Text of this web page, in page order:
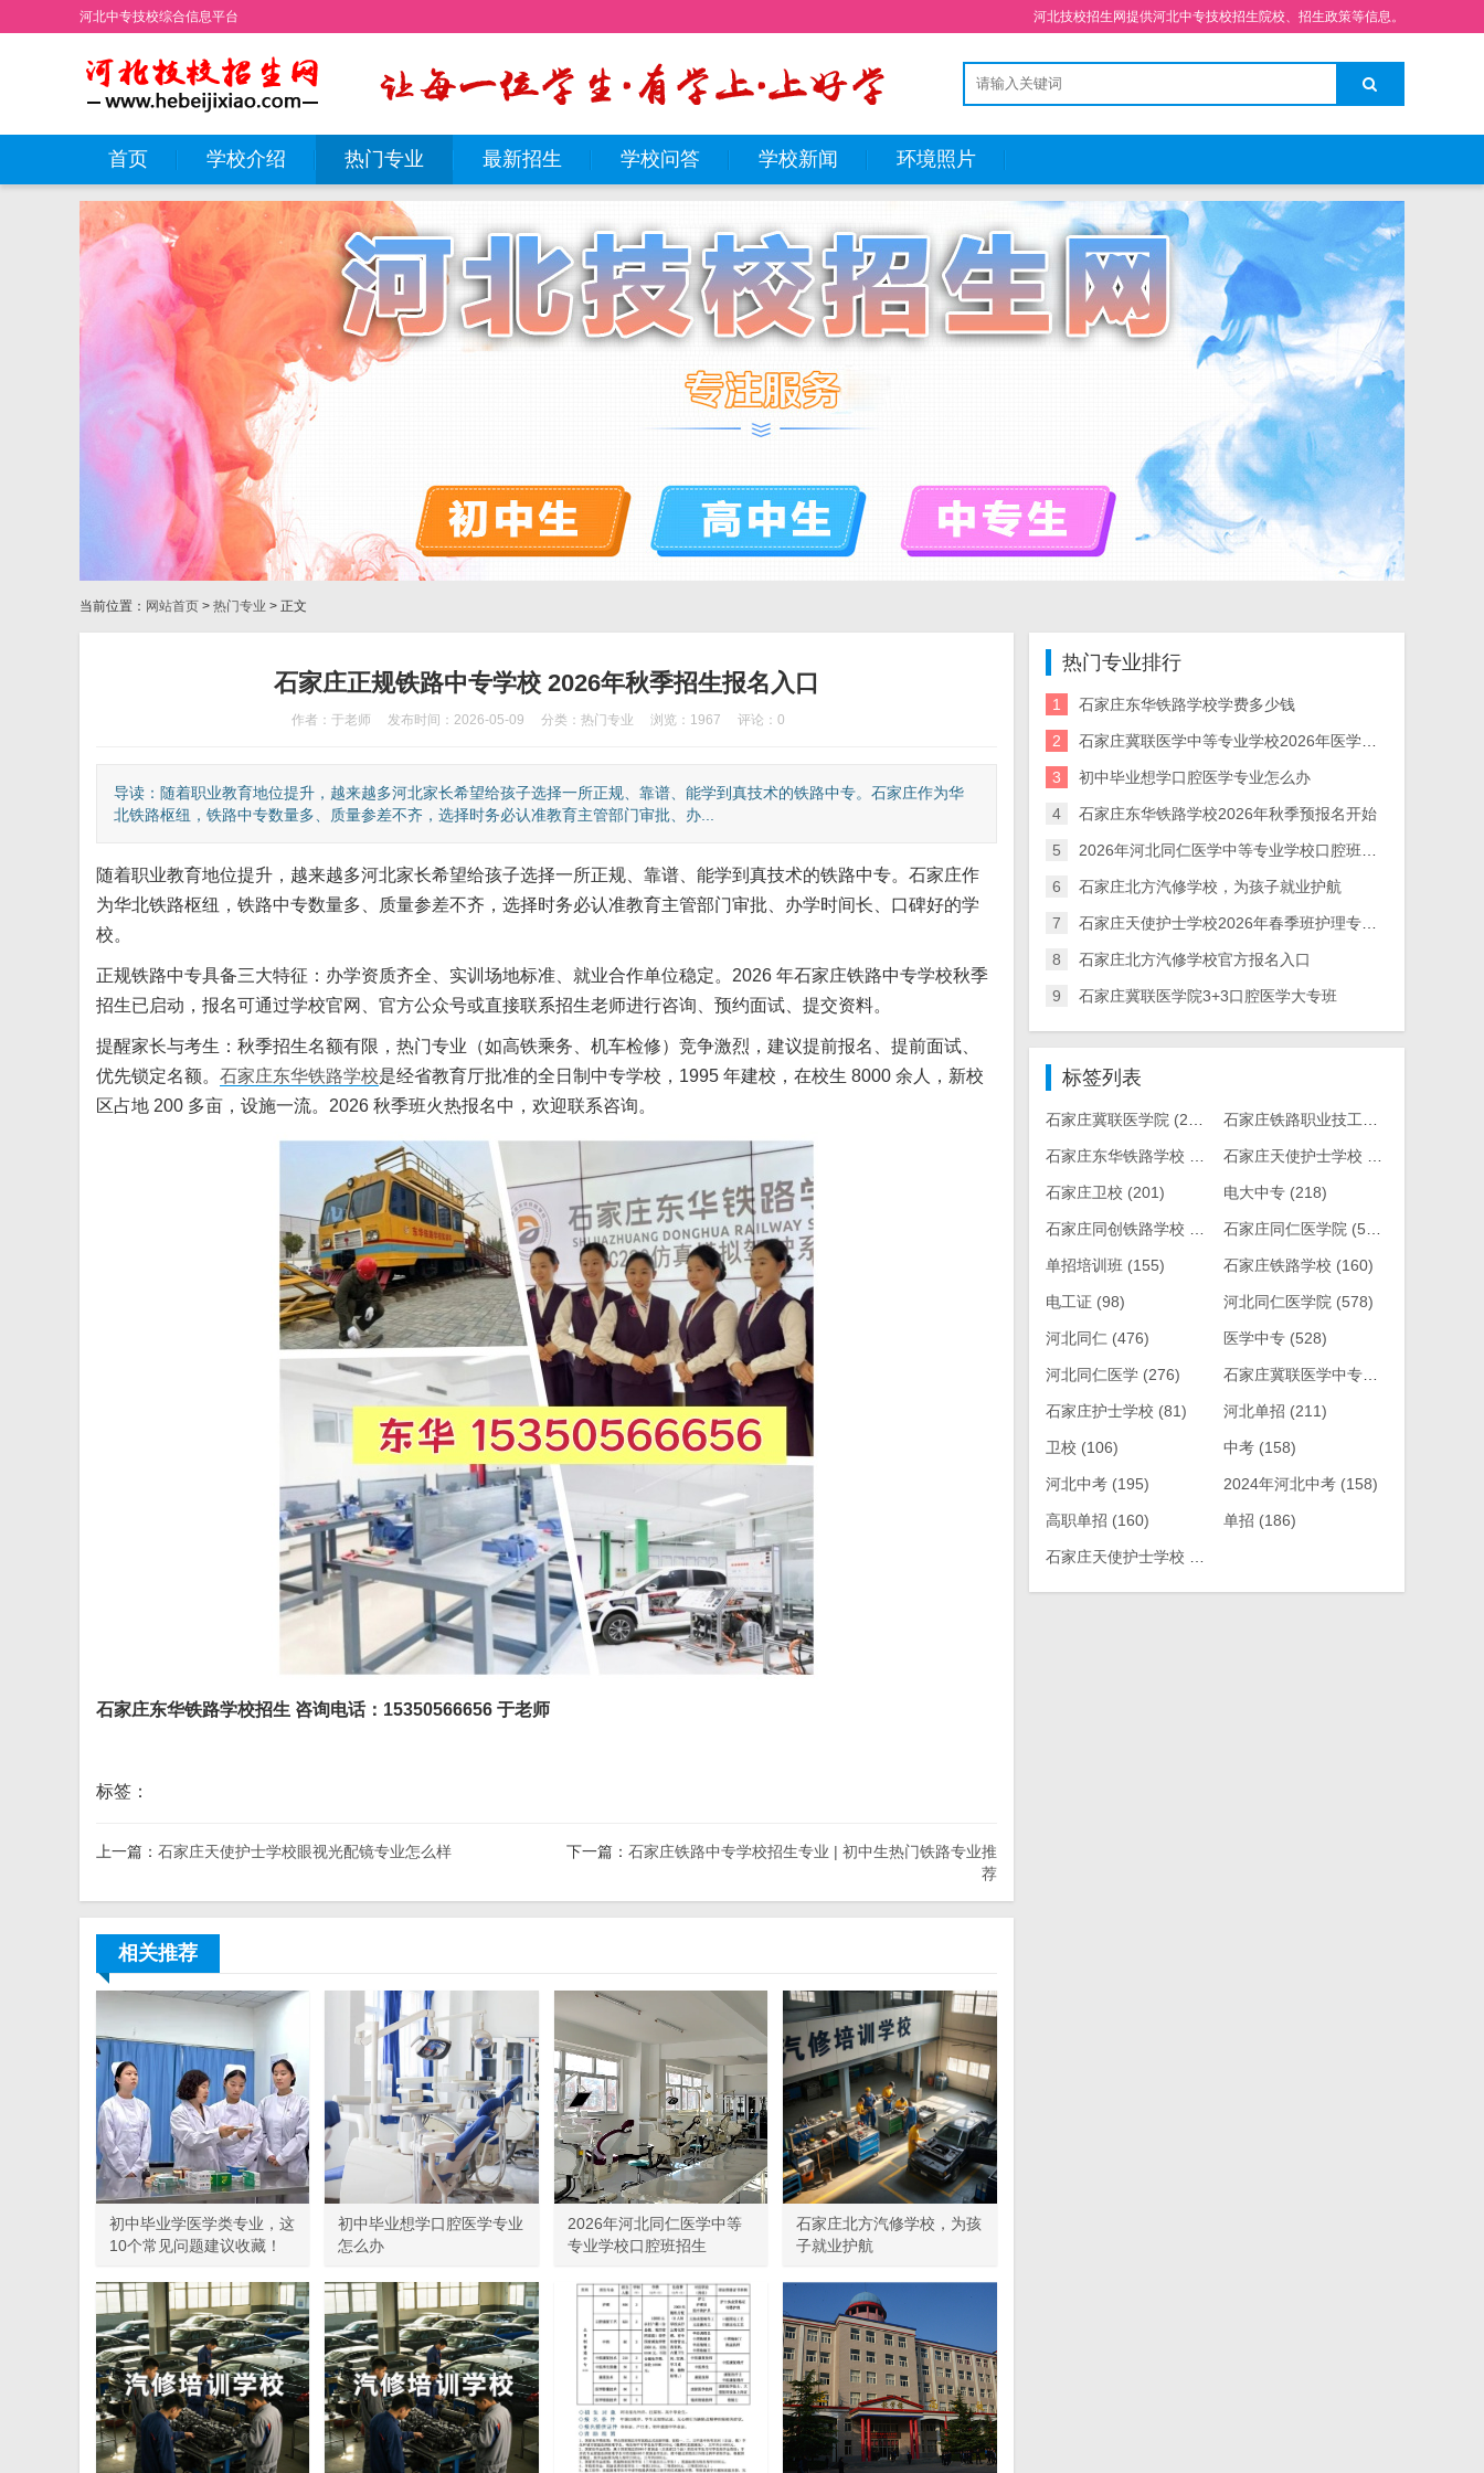
河北技校招生网提供河北中专技校招生院校、招生政策等信息。
河北中专技校综合信息平台
首页 学校介绍 热门专业 最新招生 学校问答 学校新闻 环境照片
当前位置： 网站首页 > 热门专业 > 正文
石家庄正规铁路中专学校 2026年秋季招生报名入口
作者：于老师 发布时间：2026-05-09 分类： 热门专业 浏览：1967 评论：0
导读：随着职业教育地位提升，越来越多河北家长希望给孩子选择一所正规、靠谱、能学到真技术的铁路中专。石家庄作为华
北铁路枢纽，铁路中专数量多、质量参差不齐，选择时务必认准教育主管部门审批、办...
随着职业教育地位提升，越来越多河北家长希望给孩子选择一所正规、靠谱、能学到真技术的铁路中专。石家庄作
为华北铁路枢纽，铁路中专数量多、质量参差不齐，选择时务必认准教育主管部门审批、办学时间长、口碑好的学
校。
正规铁路中专具备三大特征：办学资质齐全、实训场地标准、就业合作单位稳定。2026 年石家庄铁路中专学校秋季
招生已启动，报名可通过学校官网、官方公众号或直接联系招生老师进行咨询、预约面试、提交资料。
提醒家长与考生：秋季招生名额有限，热门专业（如高铁乘务、机车检修）竞争激烈，建议提前报名、提前面试、
优先锁定名额。 石家庄东华铁路学校是经省教育厅批准的全日制中专学校，1995 年建校，在校生 8000 余人，新校
区占地 200 多亩，设施一流。2026 秋季班火热报名中，欢迎联系咨询。
石家庄东华铁路学校招生 咨询电话：15350566656 于老师
标签：
上一篇： 石家庄天使护士学校眼视光配镜专业怎么样 下一篇： 石家庄铁路中专学校招生专业 | 初中生热门铁路专业推
荐
相关推荐
初中毕业学医学类专业，这
10个常见问题建议收藏！
初中毕业想学口腔医学专业
怎么办
2026年河北同仁医学中等
专业学校口腔班招生
石家庄北方汽修学校，为孩
子就业护航
热门专业排行
1 石家庄东华铁路学校学费多少钱
2 石家庄冀联医学中等专业学校2026年医学类升学辅导班招生中
3 初中毕业想学口腔医学专业怎么办
4 石家庄东华铁路学校2026年秋季预报名开始
5 2026年河北同仁医学中等专业学校口腔班招生
6 石家庄北方汽修学校，为孩子就业护航
7 石家庄天使护士学校2026年春季班护理专业招生要求
8 石家庄北方汽修学校官方报名入口
9 石家庄冀联医学院3+3口腔医学大专班
标签列表
石家庄冀联医学院 (242)
石家庄东华铁路学校 石家庄天使护士学校
石家庄卫校 (201) 电大中专 (218)
石家庄同创铁路学校 石家庄同仁医学院 (543)
单招培训班 (155) 石家庄铁路学校 (160)
电工证 (98) 河北同仁医学院 (578)
河北同仁 (476) 医学中专 (528)
河北同仁医学(276)
石家庄护士学校 (81) 河北单招 (211)
卫校 (106) 中考 (158)
河北中考(195) 2024年河北中考 (158)
高职单招 (160) 单招 (186)
石家庄天使护士学校